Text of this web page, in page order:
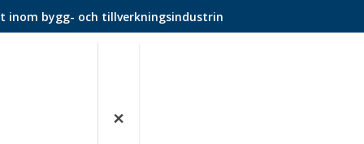
inom bygg- och tillverkningsindustrin